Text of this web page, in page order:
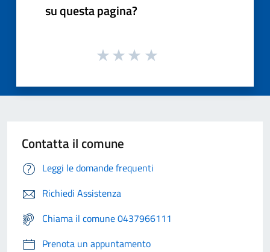
su questa pagina?
Contatta il comune
Leggi le domande frequenti
Richiedi Assistenza
Chiama il comune 0437966111
Prenota un appuntamento